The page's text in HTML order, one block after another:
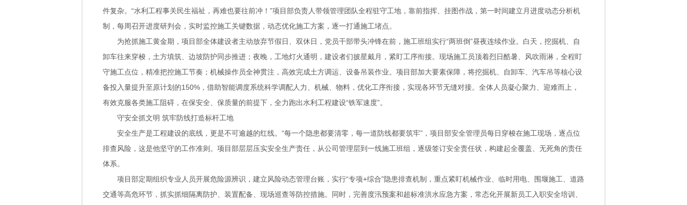
件复杂。“水利工程事关民生福祉，再难也要往前冲！”项目部负责人带领管理团队全程驻守工地，靠前指挥、挂图作战，第一时间建立月进度动态分析机
制，每周召开进度研判会，实时监控施工关键数据，动态优化施工方案，逐一打通施工堵点。
为抢抓施工黄金期，项目部全体建设者主动放弃节假日、双休日，党员干部带头冲锋在前，施工班组实行“两班倒”昼夜连续作业。白天，挖掘机、自
卸车往来穿梭，土方填筑、边坡防护同步推进；夜晚，工地灯火通明，建设者们披星戴月，紧盯工序衔接。现场施工员顶着烈日酷暑、风吹雨淋，全程盯
守施工点位，精准把控施工节奏；机械操作员全神贯注，高效完成土方调运、设备吊装作业。项目部加大要素保障，将挖掘机、自卸车、汽车吊等核心设
备投入量提升至原计划的150%，借助智能调度系统科学调配人力、机械、物料，优化工序衔接，实现各环节无缝对接。全体人员凝心聚力、迎难而上，
有效克服各类施工阻碍，在保安全、保质量的前提下，全力跑出水利工程建设“铁军速度”。
守安全抓文明 筑牢防线打造标杆工地
安全生产是工程建设的底线，更是不可逾越的红线。“每一个隐患都要清零，每一道防线都要筑牢”，项目部安全管理员每日穿梭在施工现场，逐点位
排查风险，这是他坚守的工作准则。项目部层层压实安全生产责任，从公司管理层到一线施工班组，逐级签订安全责任状，构建起全覆盖、无死角的责任
体系。
项目部定期组织专业人员开展危险源辨识，建立风险动态管理台账，实行“专项+综合”隐患排查机制，重点紧盯机械作业、临时用电、围堰施工、道路
交通等高危环节，抓实抓细隔离防护、装置配备、现场巡查等防控措施。同时，完善度汛预案和超标准洪水应急方案，常态化开展新员工入职安全培训、